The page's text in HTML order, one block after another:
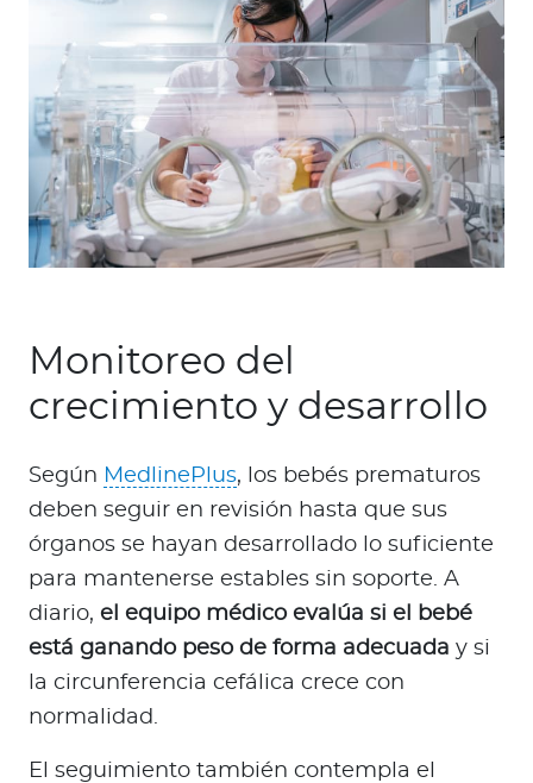
Monitoreo del
crecimiento y desarrollo
Según MedlinePlus, los bebés prematuros
deben seguir en revisión hasta que sus
órganos se hayan desarrollado lo suficiente
para mantenerse estables sin soporte. A
diario, el equipo médico evalúa si el bebé
está ganando peso de forma adecuada y si
la circunferencia cefálica crece con
normalidad.
El seguimiento también contempla el